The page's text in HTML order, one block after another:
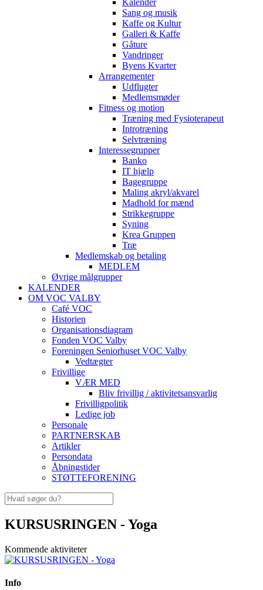
Kalender
Sang og musik
Kaffe og Kultur
Galleri & Kaffe
Gåture
Vandringer
Byens Kvarter
Arrangementer
Udflugter
Medlemsmøder
Fitness og motion
Træning med Fysioterapeut
Introtræning
Selvtræning
Interessegrupper
Banko
IT hjælp
Bagegruppe
Maling akryl/akvarel
Madhold for mænd
Strikkegruppe
Syning
Krea Gruppen
Træ
Medlemskab og betaling
MEDLEM
Øvrige målgrupper
KALENDER
OM VOC VALBY
Café VOC
Historien
Organisationsdiagram
Fonden VOC Valby
Foreningen Seniorhuset VOC Valby
Vedtægter
Frivillige
VÆR MED
Bliv frivillig / aktivitetsansvarlig
Frivilligpolitik
Ledige job
Personale
PARTNERSKAB
Artikler
Persondata
Åbningstider
STØTTEFORENING
KURSUSRINGEN - Yoga
Kommende aktiviteter
Info